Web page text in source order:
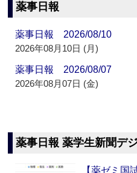
薬事日報
薬事日報 2026/08/10
2026年08月10日 (月)
薬事日報 2026/08/07
2026年08月07日 (金)
薬事日報 薬学生新聞デ
【薬ゼミ国